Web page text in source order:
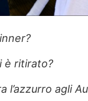
è ritirato?
l’azzurro agli